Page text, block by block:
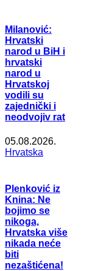
Milanović:
Hrvatski
narod u BiH i
hrvatski
narod u
Hrvatskoj
vodili su
zajednički i
neodvojiv rat
05.08.2026.
Hrvatska
Plenković iz
Knina: Ne
bojimo se
nikoga,
Hrvatska više
nikada neće
biti
nezaštićena!